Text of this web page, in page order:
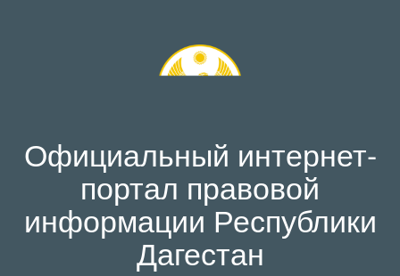
Официальный интернет-
портал правовой
информации Республики
Дагестан